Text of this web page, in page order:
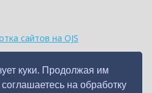
куки. Продолжая им
на обработку
сайтов на OJS